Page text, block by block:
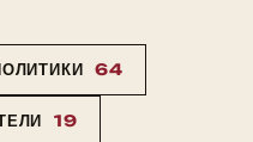
64
19